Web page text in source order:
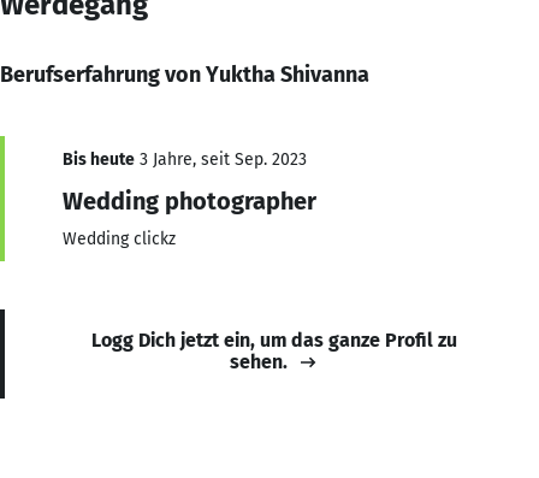
Berufserfahrung von Yuktha Shivanna
Bis heute 3 Jahre, seit Sep. 2023
Wedding photographer
Wedding clickz
Logg Dich jetzt ein, um das ganze Profil zu
sehen.